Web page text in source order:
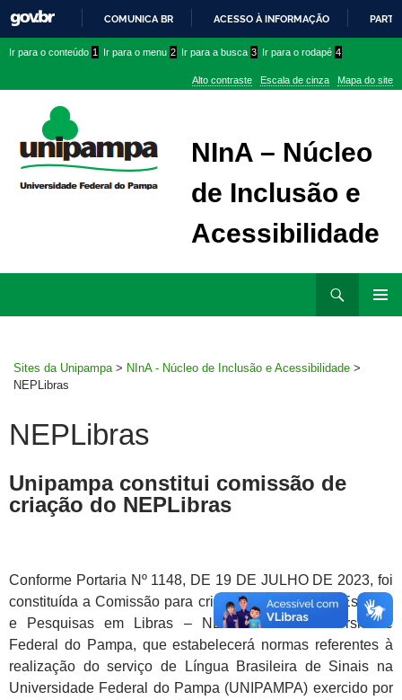
PARA
CONTEÚDO
COMUNICA BR ACESSO À INFORMAÇÃO
conteúdo
menu
superior
menu
Ir para o conteúdo 1 Ir para o menu 2 Ir para a busca 3 Ir para o rodapé 4
Alto contraste Escala de cinza Mapa do site
NInA – Núcleo
de Inclusão e
Acessibilidade
Sites da Unipampa > NInA - Núcleo de Inclusão e Acessibilidade >
NEPLibras
NEPLibras
Unipampa constitui comissão de
criação do NEPLibras
Conforme Portaria Nº 1148, DE 19 DE JULHO DE 2023, foi
constituída a Comissão para criação do Núcleo de Estudos
e Pesquisas em Libras – NEPLibras da Universidade
Federal do Pampa, que estabelecerá normas referentes à
realização do serviço de Língua Brasileira de Sinais na
Universidade Federal do Pampa (UNIPAMPA) exercido por